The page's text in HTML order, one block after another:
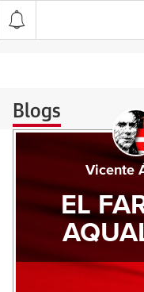
Blogs
Vicente
EL